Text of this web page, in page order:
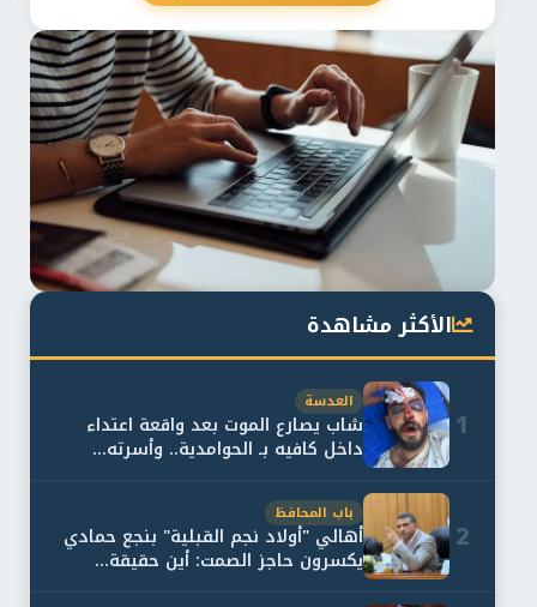
الأكثر مشاهدة
1
العدسة
شاب يصارع الموت بعد واقعة اعتداء
داخل كافيه بـ الحوامدية.. وأسرته...
2
باب المحافظ
أهالي "أولاد نجم القبلية" بنجع حمادي
يكسرون حاجز الصمت: أين حقيقة...